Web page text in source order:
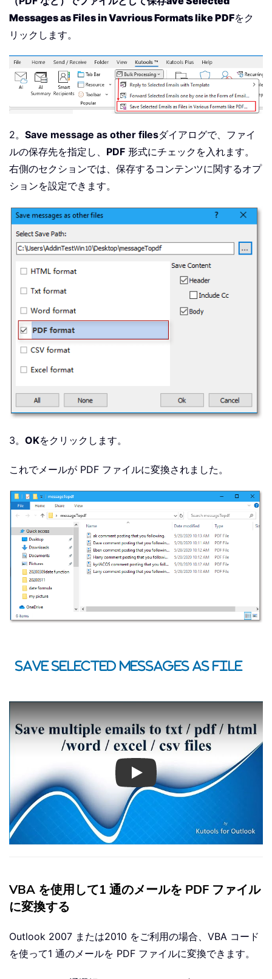
Messages as Files in Vavrious Formats like PDFをク
リックします。
2。 Save message as other filesダイアログで、ファイ
ルの保存先を指定し、 PDF 形式にチェックを入れます。
右側のセクションでは、保存するコンテンツに関するオプ
ションを設定できます。
3。 OKをクリックします。
これでメールが PDF ファイルに変換されました。
Save Selected Messages as File
Play
VBA を使用して1 通のメールを PDF ファイル
に変換する
Outlook 2007 または2010 をご利用の場合、VBA コード
を使って1 通のメールを PDF ファイルに変換できます。